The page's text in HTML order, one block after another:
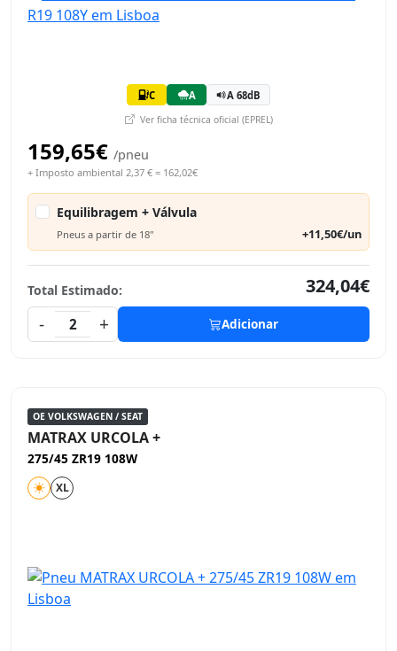
C A A 68dB
Ver ficha técnica oficial (EPREL)
159,65€ /pneu
+ Imposto ambiental 2,37 € = 162,02€
Equilibragem + Válvula
Pneus a partir de 18" +11,50€/un
Total Estimado:
324,04€
-
2 + Adicionar
OE VOLKSWAGEN / SEAT
MATRAX URCOLA +
275/45 ZR19 108W
XL